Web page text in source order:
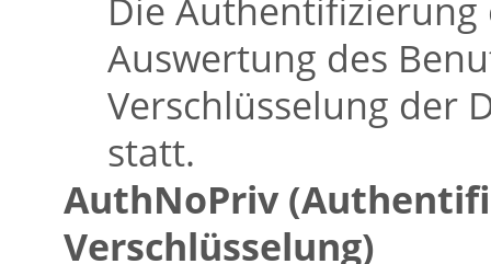
Die
Auswertung des
Verschlüsselung der
statt.
AuthNoPriv
Verschlüsselung)